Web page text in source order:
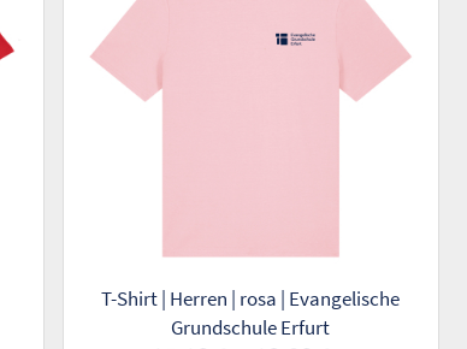
T-Shirt | Herren | rosa | Evangelische
Grundschule Erfurt